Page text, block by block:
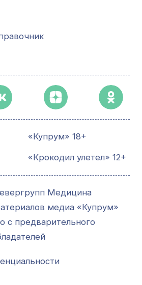
«Купрум» 18+
«Крокодил улетел» 12+
Медицина
медиа «Купрум»
с предварительного